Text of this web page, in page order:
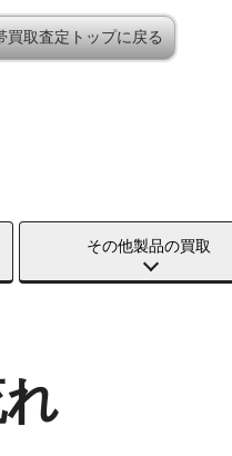
買取査定トップに戻る
その他製品の買取